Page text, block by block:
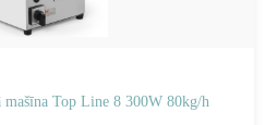
mašīna Top Line 8 300W 80kg/h